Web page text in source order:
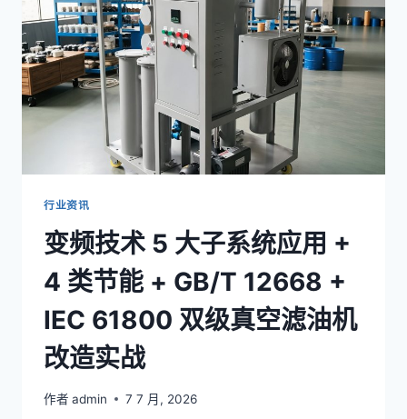
大
指
标
+
3
步
路
径
GB/T
36132
双
级
真
空
滤
油
机
行业资讯
变频技术 5 大子系统应用 +
4 类节能 + GB/T 12668 +
IEC 61800 双级真空滤油机
改造实战
作者 admin 7 7 月, 2026